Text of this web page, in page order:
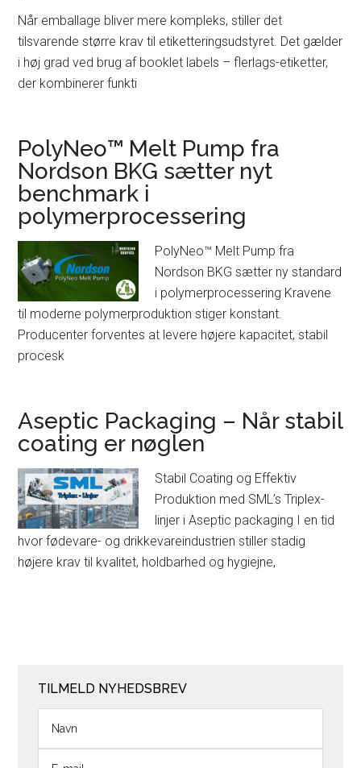
Når emballage bliver mere kompleks, stiller det
tilsvarende større krav til etiketteringsudstyret. Det gælder
i høj grad ved brug af booklet labels – flerlags-etiketter,
der kombinerer funkti
PolyNeo™ Melt Pump fra
Nordson BKG sætter nyt
benchmark i
polymerprocessering
PolyNeo™ Melt Pump fra
Nordson BKG sætter ny standard
i polymerprocessering Kravene
til moderne polymerproduktion stiger konstant.
Producenter forventes at levere højere kapacitet, stabil
procesk
Aseptic Packaging – Når stabil
coating er nøglen
Stabil Coating og Effektiv
Produktion med SML’s Triplex-
linjer i Aseptic packaging I en tid
hvor fødevare- og drikkevareindustrien stiller stadig
højere krav til kvalitet, holdbarhed og hygiejne,
TILMELD NYHEDSBREV